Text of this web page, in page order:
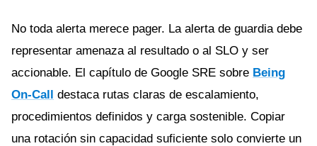
No toda alerta merece pager. La alerta de guardia debe
representar amenaza al resultado o al SLO y ser
accionable. El capítulo de Google SRE sobre Being
On-Call destaca rutas claras de escalamiento,
procedimientos definidos y carga sostenible. Copiar
una rotación sin capacidad suficiente solo convierte un